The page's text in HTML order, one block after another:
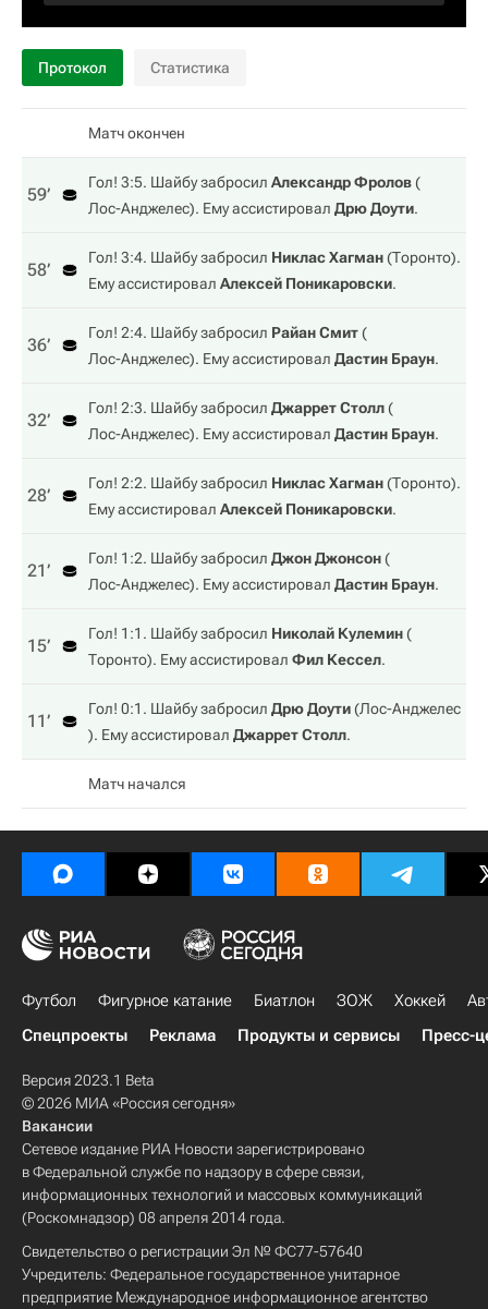
Протокол Статистика
Матч окончен
59‎’‎
Гол! 3:5. Шайбу забросил Александр Фролов(
Лос-Анджелес). Ему ассистировал Дрю Доути.
58‎’‎
Гол! 3:4. Шайбу забросил Никлас Хагман(Торонто).
Ему ассистировал Алексей Поникаровски.
36‎’‎
Гол! 2:4. Шайбу забросил Райан Смит(
Лос-Анджелес). Ему ассистировал Дастин Браун.
32‎’‎
Гол! 2:3. Шайбу забросил Джаррет Столл(
Лос-Анджелес). Ему ассистировал Дастин Браун.
28‎’‎
Гол! 2:2. Шайбу забросил Никлас Хагман(Торонто).
Ему ассистировал Алексей Поникаровски.
21‎’‎
Гол! 1:2. Шайбу забросил Джон Джонсон(
Лос-Анджелес). Ему ассистировал Дастин Браун.
15‎’‎
Гол! 1:1. Шайбу забросил Николай Кулемин(
Торонто). Ему ассистировал Фил Кессел.
11‎’‎
Гол! 0:1. Шайбу забросил Дрю Доути(Лос-Анджелес
). Ему ассистировал Джаррет Столл.
Матч начался
Футбол Фигурное катание Биатлон ЗОЖ Хоккей
Спецпроекты
Реклама Продукты и сервисы Пресс-
Версия 2023.1 Beta
© 2026 МИА «Россия сегодня»
Вакансии
Сетевое издание РИА Новости зарегистрировано
в Федеральной службе по надзору в сфере связи,
информационных технологий и массовых коммуникаций
(Роскомнадзор) 08 апреля 2014 года.
Свидетельство о регистрации Эл № ФС77-57640
Учредитель: Федеральное государственное унитарное
предприятие Международное информационное агентство